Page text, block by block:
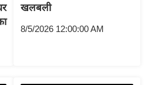
खलबली
8/5/2026 12:00:00 AM